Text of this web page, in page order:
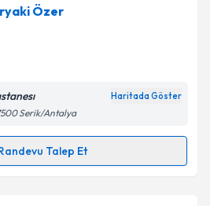
işlenmesine ilişkin
kabul ediyorum.
Özer
Haritada Göster
Serik/Antalya
Talep Et
Talebi